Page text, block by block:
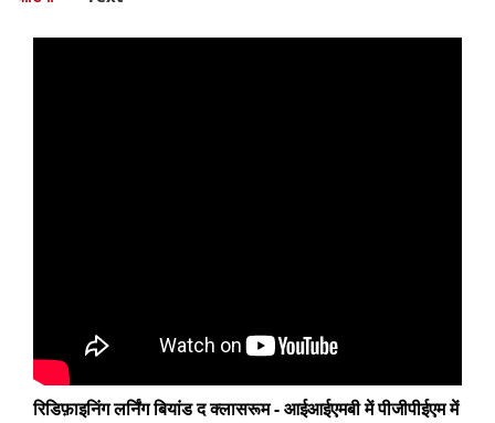
रिडिफ़ाइनिंग लर्निंग बियांड द क्लासरूम - आईआईएमबी में पीजीपीईएम में